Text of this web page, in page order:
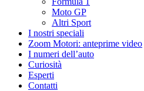
Moto GP
Altri Sport
I nostri speciali
Zoom Motori: anteprime video
I numeri dell’auto
Curiosità
Esperti
Contatti